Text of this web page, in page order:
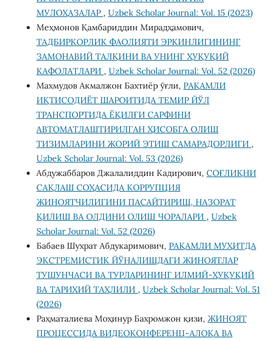
МУЛОҲАЗАЛАР , Uzbek Scholar Journal: Vol. 15 (2023)
Меҳмонов Қамбариддин Мирадҳамович,
ТАДБИРКОРЛИК ФАОЛИЯТИ ЭРКИНЛИГИНИНГ
ЗАМОНАВИЙ ТАЛҚИНИ ВА УНИНГ ҲУҚУҚИЙ
КАФОЛАТЛАРИ , Uzbek Scholar Journal: Vol. 52 (2026)
Махмудов Акмалжон Бахтиёр ўғли, РАҚАМЛИ
ИҚТИСОДИЁТ ШАРОИТИДА ТЕМИР ЙЎЛ
ТРАНСПОРТИДА ЁҚИЛҒИ САРФИНИ
АВТОМАТЛАШТИРИЛГАН ҲИСОБГА ОЛИШ
ТИЗИМЛАРИНИ ЖОРИЙ ЭТИШ САМАРАДОРЛИГИ ,
Uzbek Scholar Journal: Vol. 53 (2026)
Абдужаббаров Джалалиддин Кадирович, СОҒЛИҚНИ
САҚЛАШ СОҲАСИДА КОРРУПЦИЯ
ЖИНОЯТЧИЛИГИНИ ПАСАЙТИРИШ, НАЗОРАТ
ҚИЛИШ ВА ОЛДИНИ ОЛИШ ЧОРАЛАРИ , Uzbek
Scholar Journal: Vol. 52 (2026)
Бабаев Шухрат Абдукаримович, РАҚАМЛИ МУҲИТДА
ЭКСТРЕМИСТИК ЙЎНАЛИШДАГИ ЖИНОЯТЛАР
ТУШУНЧАСИ ВА ТУРЛАРИНИНГ ИЛМИЙ-ҲУҚУҚИЙ
ВА ТАРИХИЙ ТАҲЛИЛИ , Uzbek Scholar Journal: Vol. 51
(2026)
Раҳматалиева Моҳинур Бахромжон қизи, ЖИНОЯТ
ПРОЦЕССИДА ВИДЕОКОНФЕРЕНЦ-АЛОҚА ВА